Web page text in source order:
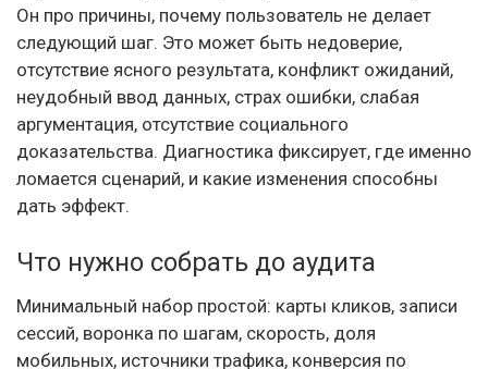
Он про причины, почему пользователь не делает
следующий шаг. Это может быть недоверие,
отсутствие ясного результата, конфликт ожиданий,
неудобный ввод данных, страх ошибки, слабая
аргументация, отсутствие социального
доказательства. Диагностика фиксирует, где именно
ломается сценарий, и какие изменения способны
дать эффект.
Что нужно собрать до аудита
Минимальный набор простой: карты кликов, записи
сессий, воронка по шагам, скорость, доля
мобильных, источники трафика, конверсия по